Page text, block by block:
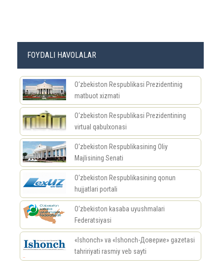
FOYDALI HAVOLALAR
O‘zbekiston Respublikasi Prezidentinig
matbuot xizmati
O‘zbekiston Respublikasi Prezidentining
virtual qabulxonasi
O‘zbekiston Respublikasining Oliy
Majlisining Senati
O‘zbekiston Respublikasining qonun
hujjatlari portali
O‘zbekiston kasaba uyushmalari
Federatsiyasi
«Ishonch» va «Ishonch-Доверие» gazetasi
tahririyati rasmiy veb sayti